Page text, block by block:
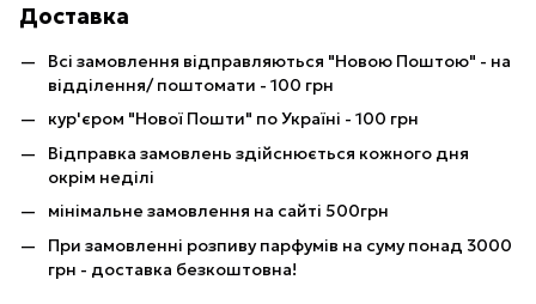
Доставка
Всі замовлення відправляються "Новою Поштою" - на
відділення/ поштомати - 100 грн
кур'єром "Нової Пошти" по Україні - 100 грн
Відправка замовлень здійснюється кожного дня
окрім неділі
мінімальне замовлення на сайті 500грн
При замовленні розпиву парфумів на суму понад 3000
грн - доставка безкоштовна!